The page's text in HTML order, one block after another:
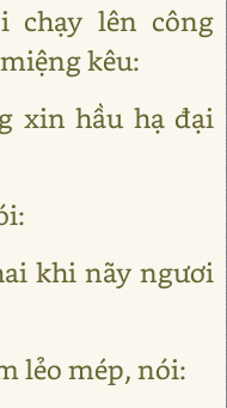
chạy lên công
kêu:
xin hầu hạ đại
khi nãy ngươi
lẻo mép, nói: